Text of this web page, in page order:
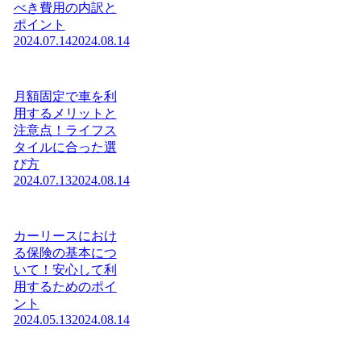
べき費用の内訳と
ポイント
2024.07.142024.08.14
月額固定で車を利
用するメリットと
注意点！ライフス
タイルに合った選
び方
2024.07.132024.08.14
カーリースにおけ
る保険の基本につ
いて！安心して利
用するためのポイ
ント
2024.05.132024.08.14